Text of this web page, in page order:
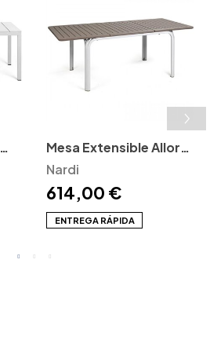
Mesa Extensible Alloro
Nardi
Nardi
614,00 €
ENTREGA RÁPIDA